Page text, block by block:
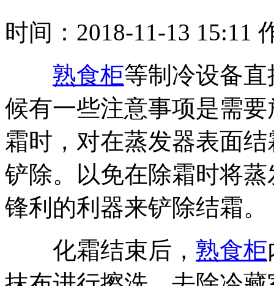
时间：2018-11-13 15:11
熟食柜等制冷设备
候有一些注意事项是需
霜时，对在蒸发器表面
铲除。以免在除霜时将
锋利的利器来铲除结霜。
化霜结束后， 熟食柜